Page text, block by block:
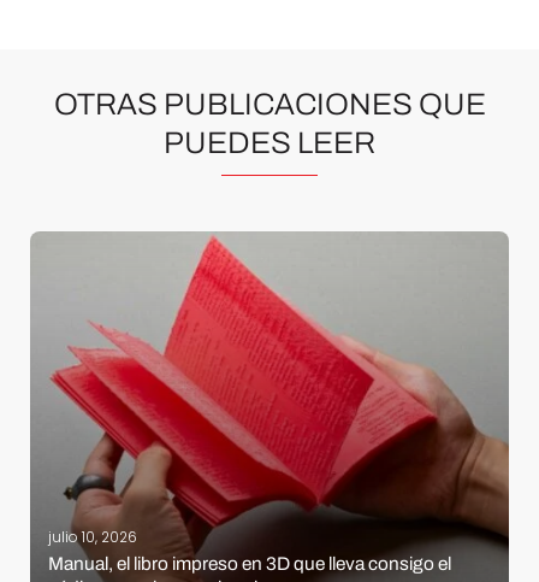
OTRAS PUBLICACIONES QUE
PUEDES LEER
julio 10, 2026
Manual, el libro impreso en 3D que lleva consigo el